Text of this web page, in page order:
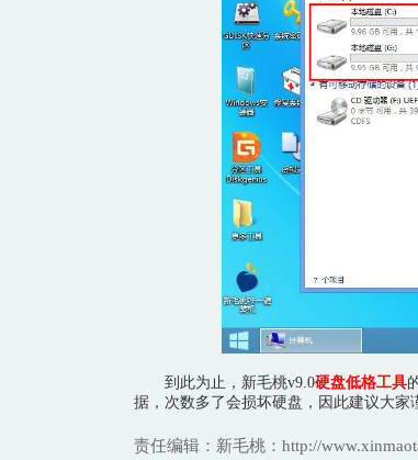
到此为止，新毛桃v9.0硬盘低格工具
据，次数多了会损坏硬盘，因此建议大家
责任编辑：新毛桃：http://